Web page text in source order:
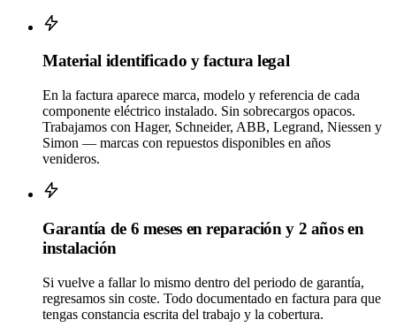
Material identificado y factura legal
En la factura aparece marca, modelo y referencia de cada
componente eléctrico instalado. Sin sobrecargos opacos.
Trabajamos con Hager, Schneider, ABB, Legrand, Niessen y
Simon — marcas con repuestos disponibles en años
venideros.
Garantía de 6 meses en reparación y 2 años en
instalación
Si vuelve a fallar lo mismo dentro del periodo de garantía,
regresamos sin coste. Todo documentado en factura para que
tengas constancia escrita del trabajo y la cobertura.